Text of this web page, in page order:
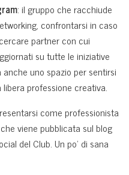
: il gruppo che racchiude
confrontarsi in caso
partner con cui
su tutte le iniziative
uno spazio per sentirsi
professione creativa.
come professionista
viene pubblicata sul blog
del Club. Un po’ di sana